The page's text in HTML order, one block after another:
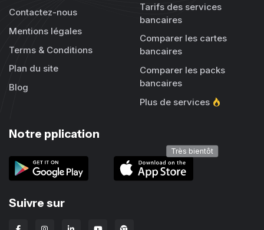
Contactez-nous
Mentions légales
Terms & Conditions
Plan du site
Blog
Tarifs des services
bancaires
Comparer les cartes
bancaires
Comparer les packs
bancaires
Plus de services
Notre pplication
Très bientôt
Suivre sur